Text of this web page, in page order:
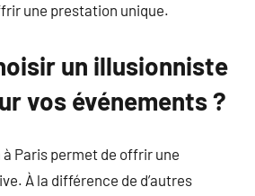
une prestation unique.
un illusionniste
vos événements ?
Paris permet de offrir une
À la différence de d’autres